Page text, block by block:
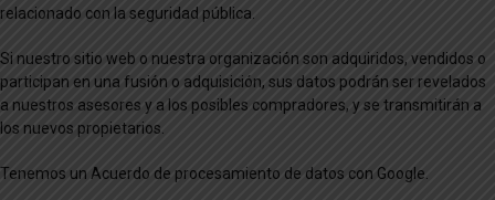
relacionado con la seguridad pública.
Si nuestro sitio web o nuestra organización son adquiridos, vendidos o
participan en una fusión o adquisición, sus datos podrán ser revelados
a nuestros asesores y a los posibles compradores, y se transmitirán a
los nuevos propietarios.
Tenemos un Acuerdo de procesamiento de datos con Google.